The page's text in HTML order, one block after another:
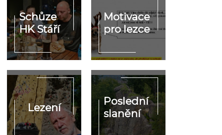
Schůze
HK Stáří
Motivace
pro lezce
Lezení
Poslední
slanění